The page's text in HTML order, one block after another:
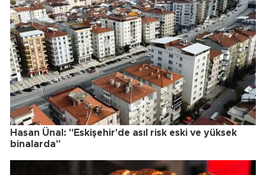
Hasan Ünal: "Eskişehir'de asıl risk eski ve yüksek
binalarda"